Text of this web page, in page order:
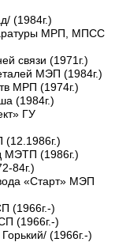
(1984г.)
МРП, МПСС
связи (1971г.)
МЭП (1984г.)
МРП (1974г.)
(1984г.)
ГУ
МЭТП (1986г.)
84г.)
«Старт» МЭП
(1966г.-)
(1966г.-)
(1966г.-)